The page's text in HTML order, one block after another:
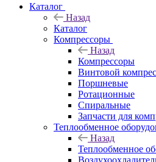
Каталог
Назад
Каталог
Компрессоры
Назад
Компрессоры
Винтовой
Поршневые
Ротационные
Спиральные
Запчасти для
Теплообменное
Назад
Теплообменное